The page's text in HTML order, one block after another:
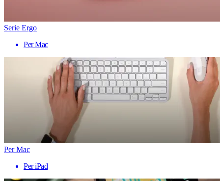
Serie Ergo
Per Mac
Per Mac
Per iPad